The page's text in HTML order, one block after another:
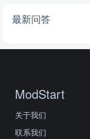
最新问答
ModStart
关于我们
联系我们